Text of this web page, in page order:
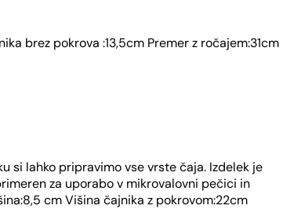
brez pokrova :13,5cm Premer z ročajem:31cm
si lahko pripravimo vse vrste čaja. Izdelek je
za uporabo v mikrovalovni pečici in
cm Višina čajnika z pokrovom:22cm